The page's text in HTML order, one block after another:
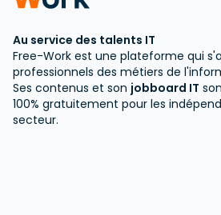
Au service des talents IT
Free-Work est une plateforme qui
professionnels des métiers de
Ses contenus et son jobboard IT
100% gratuitement pour les
secteur.